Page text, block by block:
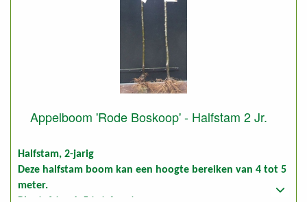
Appelboom 'Rode Boskoop' - Halfstam 2 Jr.
Halfstam, 2-jarig
Deze halfstam boom kan een hoogte bereiken van 4 tot 5
meter.